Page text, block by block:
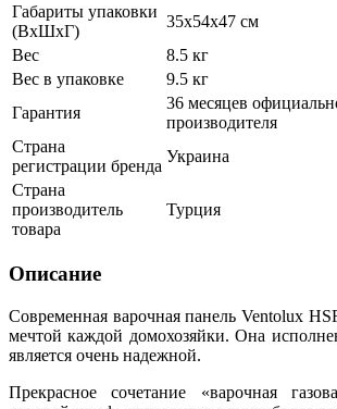
Габариты упаковки
(ВхШхГ)
35х54х47 см
Вес
8.5 кг
Вес в упаковке
9.5 кг
Гарантия
36 месяцев
производителя
Страна
регистрации бренда
Украина
Страна
производитель
товара
Турция
Описание
Современная варочная панель Ventolux
мечтой каждой домохозяйки. Она
является очень надежной.
Прекрасное сочетание «варочная